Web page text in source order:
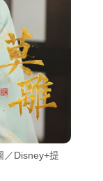
／Disney+提